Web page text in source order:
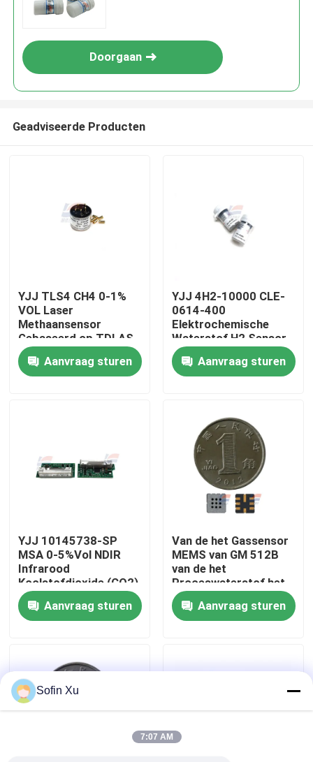
Huis
Fabriekstocht
Kwaliteitscontrole
Neem contact met ons op
Nieuws
De Sensor van het zuurstofgas
Doorgaan
Geadviseerde Producten
YJJ TLS4 CH4 0-1%
VOL Laser
Methaansensor
Gebaseerd op TDLAS
Principe voor
Petrochemische
Industrie
Aanvraag sturen
YJJ 4H2-10000 CLE-
0614-400
Elektrochemische
Waterstof H2 Sensor
0-10000 ppm
Aanvraag sturen
YJJ 10145738-SP
MSA 0-5%Vol NDIR
Infrarood
Koolstofdioxide (CO2)
Sensor met
Afschermingskit voor
Industriële Veiligheid
Aanvraag sturen
Van de het Gassensor
MEMS van GM 512B
van de het
Proceswaterstof het
Sulfideadem Controle
Aanvraag sturen
Sofin Xu
7:07 AM